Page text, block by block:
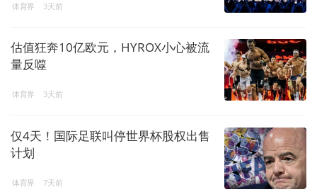
体育界 3天前
估值狂奔10亿欧元，HYROX小心被流
量反噬
体育界 3天前
仅4天！国际足联叫停世界杯股权出售
计划
体育界 7天前